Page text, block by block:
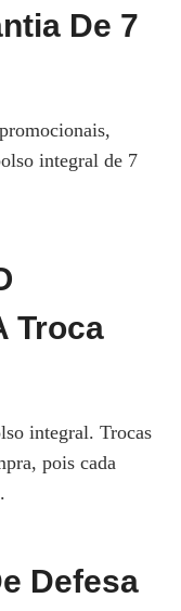
De 7
integral de 7
Troca
integral. Trocas
pois cada
Defesa